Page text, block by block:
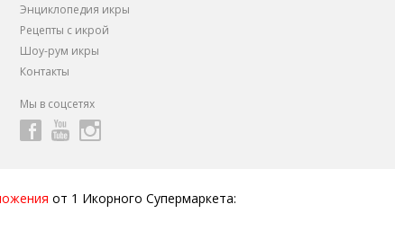
Энциклопедия икры
Рецепты с икрой
Шоу-рум икры
Контакты
Мы в соцсетях
от 1 Икорного Супермаркета: